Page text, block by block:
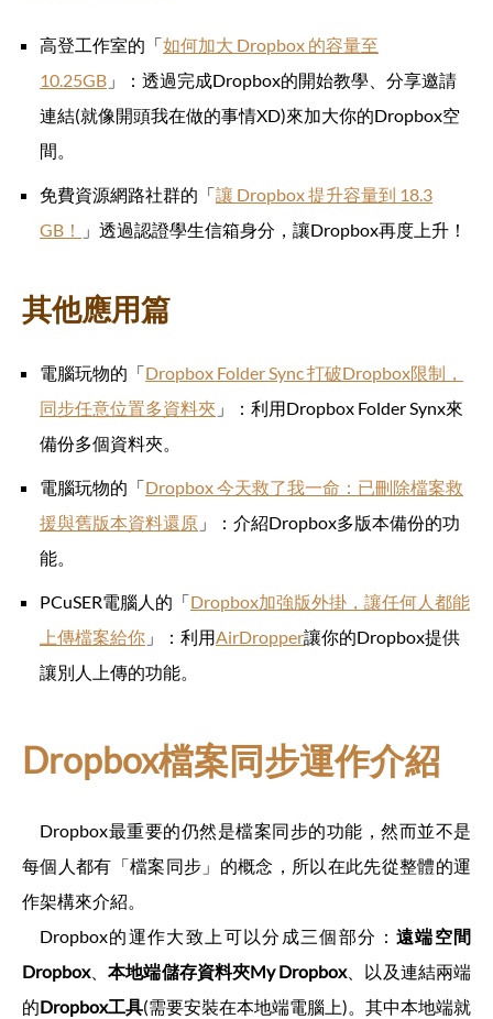
高登工作室的「如何加大 Dropbox 的容量至
10.25GB 」：透過完成Dropbox的開始教學、分享邀請
連結(就像開頭我在做的事情XD)來加大你的Dropbox空
間。
免費資源網路社群的「讓 Dropbox 提升容量到 18.3
GB！
」透過認證學生信箱身分，讓Dropbox再度上升！
其他應用篇
電腦玩物的「Dropbox Folder Sync 打破Dropbox限制，
同步任意位置多資料夾 」：利用Dropbox Folder Synx來
備份多個資料夾。
電腦玩物的「Dropbox 今天救了我一命：已刪除檔案救
援與舊版本資料還原 」：介紹Dropbox多版本備份的功
能。
PCuSER電腦人的「Dropbox加強版外掛，讓任何人都能
上傳檔案給你 」：利用AirDropper讓你的Dropbox提供
讓別人上傳的功能。
Dropbox檔案同步運作介紹
Dropbox最重要的仍然是檔案同步的功能，然而並不是
每個人都有「檔案同步」的概念，所以在此先從整體的運
作架構來介紹。
Dropbox的運作大致上可以分成三個部分： 遠端空間
Dropbox、本地端儲存資料夾My Dropbox、以及連結兩端
的Dropbox工具(需要安裝在本地端電腦上)。其中本地端就